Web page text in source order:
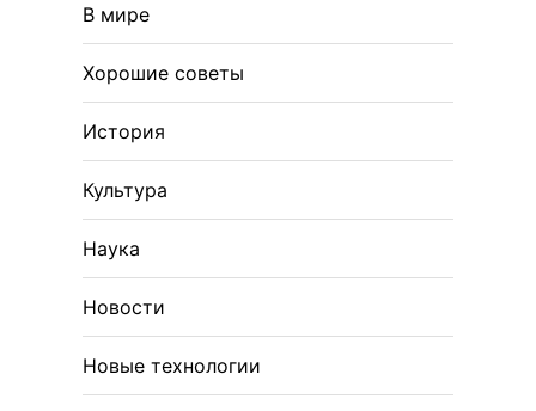
В мире
Хорошие советы
История
Культура
Наука
Новости
Новые технологии